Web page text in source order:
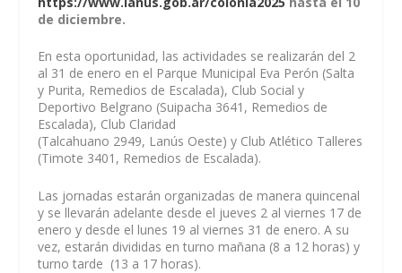
de diciembre.
En esta oportunidad, las actividades se realizarán del 2
al 31 de enero en el Parque Municipal Eva Perón (Salta
y Purita, Remedios de Escalada), Club Social y
Deportivo Belgrano (Suipacha 3641, Remedios de
Escalada), Club Claridad
(Talcahuano 2949, Lanús Oeste) y Club Atlético Talleres
(Timote 3401, Remedios de Escalada).
Las jornadas estarán organizadas de manera quincenal
y se llevarán adelante desde el jueves 2 al viernes 17 de
enero y desde el lunes 19 al viernes 31 de enero. A su
vez, estarán divididas en turno mañana (8 a 12 horas) y
turno tarde (13 a 17 horas).